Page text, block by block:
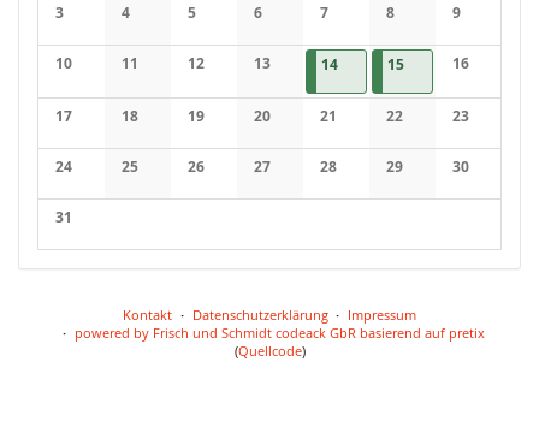
3 4 5 6 7 8 9
10 11 12 13 1414.08.2026
(1 Veranstaltung)
1515.08.2026
(1 Veranstaltung)
16
17 18 19 20 21 22 23
24 25 26 27 28 29 30
31
Kontakt Datenschutzerklärung
Impressum
powered by Frisch und Schmidt codeack GbR basierend auf pretix
(Quellcode)